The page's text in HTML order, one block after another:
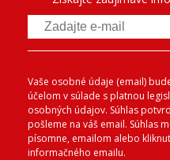
Vaše osobné údaje (email)
účelom v súlade s platnou
osobných údajov. Súhlas
pošleme na váš email. Súhlas
písomne, emailom alebo
informačného emailu.